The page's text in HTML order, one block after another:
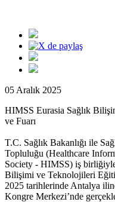
05 Aralık 2025
HIMSS Eurasia Sağlık
ve Fuarı
T.C. Sağlık Bakanlığı ile
Topluluğu (Healthcare
Society - HIMSS) iş
Bilişimi ve Teknolojileri
2025 tarihlerinde Antalya
Kongre Merkezi’nde